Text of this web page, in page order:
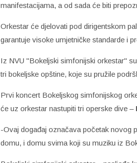
manifestacijama, a od sada će biti
Orkestar će djelovati pod dirigentskom
garantuje visoke umjetničke standarde i
Iz NVU "Bokeljski simfonijski orkestar"
tri bokeljske opštine, koje su pružile
Prvi koncert Bokeljskog simfonijskog
će uz orkestar nastupiti tri operske dive –
-Ovaj događaj označava početak novog
domu, i domu svima koji su muziku iz